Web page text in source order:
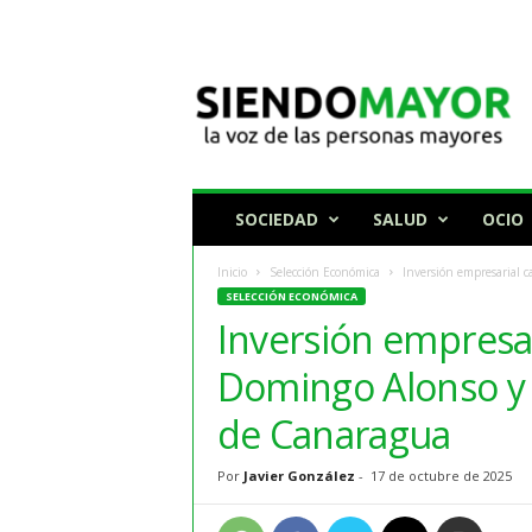
a
SOCIEDAD SALUD OCIO
Inicio Selección Económica Inversión empresarial
SELECCIÓN ECONÓMICA
Inversión
Domingo Alonso
de Canaragua
Por Javier González - 17 de octubre de 2025